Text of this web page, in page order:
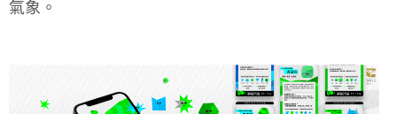
氣象。